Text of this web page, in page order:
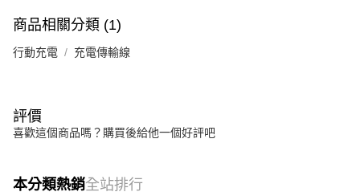
商品相關分類 (1)
行動充電 充電傳輸線
評價
喜歡這個商品嗎？購買後給他一個好評吧
本分類熱銷全站排行